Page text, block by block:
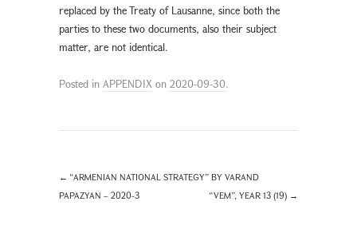
replaced by the Treaty of Lausanne, since both the
parties to these two documents, also their subject
matter, are not identical.
Posted in APPENDIX on 2020-09-30.
← “ARMENIAN NATIONAL STRATEGY” BY VARAND
PAPAZYAN – 2020-3
“VEM”, YEAR 13 (19) →